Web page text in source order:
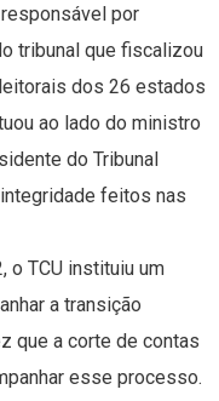
por
tribunal que fiscalizou
dos 26 estados
ao lado do ministro
do Tribunal
feitos nas
o TCU instituiu um
a transição
que a corte de contas
esse processo.